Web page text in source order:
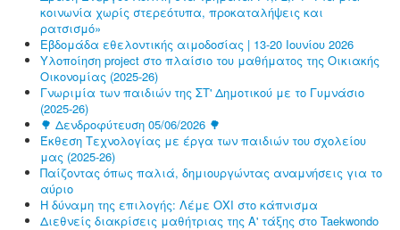
κοινωνία χωρίς στερεότυπα, προκαταλήψεις και
ρατσισμό»
Εβδομάδα εθελοντικής αιμοδοσίας | 13-20 Ιουνίου 2026
Υλοποίηση project στο πλαίσιο του μαθήματος της Οικιακής
Οικονομίας (2025-26)
Γνωριμία των παιδιών της ΣΤ' Δημοτικού με το Γυμνάσιο
(2025-26)
🌳 Δενδροφύτευση 05/06/2026 🌳
Έκθεση Τεχνολογίας με έργα των παιδιών του σχολείου
μας (2025-26)
Παίζοντας όπως παλιά, δημιουργώντας αναμνήσεις για το
αύριο
Η δύναμη της επιλογής: Λέμε ΟΧΙ στο κάπνισμα
Διεθνείς διακρίσεις μαθήτριας της Α' τάξης στο Taekwondo